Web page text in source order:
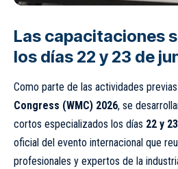
Las capacitaciones
los días 22 y 23 de
Como parte de las actividades
Congress (WMC) 2026, se
cortos especializados los días 22 y
oficial del evento internacional que
profesionales y expertos de la